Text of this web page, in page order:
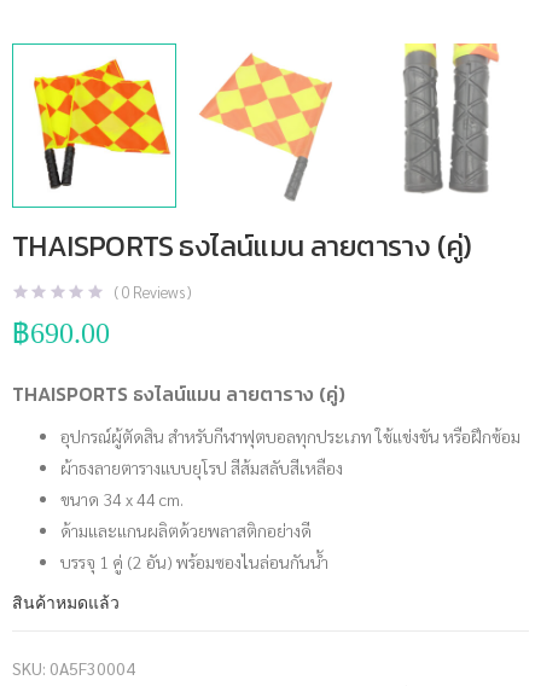
THAISPORTS ธงไลน์แมน ลายตาราง (คู่)
(0 Reviews )
฿690.00
THAISPORTS ธงไลน์แมน ลายตาราง (คู่)
อุปกรณ์ผู้ตัดสิน สำหรับกีฬาฟุตบอลทุกประเภท ใช้แข่งขัน หรือฝึกซ้อม
ผ้าธงลายตารางแบบยุโรป สีส้มสลับสีเหลือง
ขนาด 34 x 44 cm.
ด้ามและแกนผลิตด้วยพลาสติกอย่างดี
บรรจุ 1 คู่ (2 อัน) พร้อมซองไนล่อนกันน้ำ
สินค้าหมดแล้ว
SKU: 0A5F30004